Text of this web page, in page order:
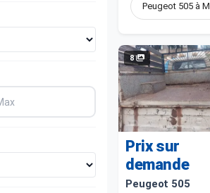
Peugeot 505 à
8
Prix sur
demande
Peugeot 505